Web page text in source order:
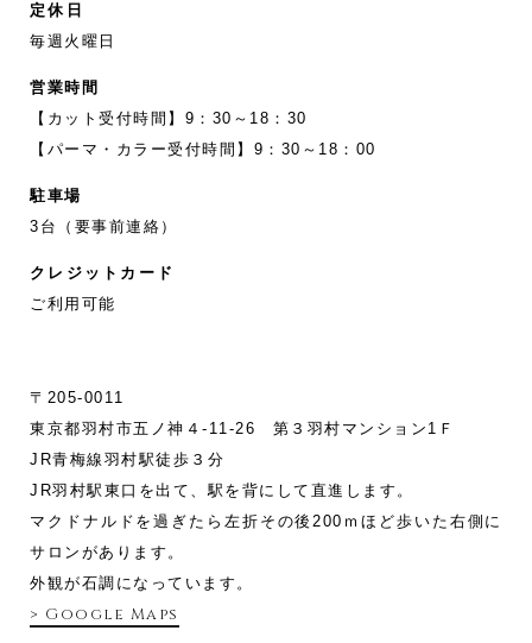
定休日
毎週火曜日
営業時間
【カット受付時間】9：30～18：30
【パーマ・カラー受付時間】9：30～18：00
駐車場
3台（要事前連絡）
クレジットカード
ご利用可能
〒205-0011
東京都羽村市五ノ神４-11‐26 第３羽村マンション1Ｆ
JR青梅線羽村駅徒歩３分
JR羽村駅東口を出て、駅を背にして直進します。
マクドナルドを過ぎたら左折その後200ｍほど歩いた右側に
サロンがあります。
外観が石調になっています。
> Google Maps